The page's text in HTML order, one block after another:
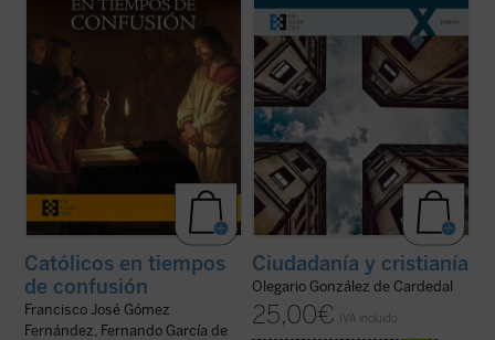
nuestros valores, los propios de la
civilización occidental, recuperen su ...
Católicos en tiempos
de confusión
Francisco José Gómez
Fernández, Fernando García de
configuración personal de un hombre por
las realidades ...(ver ficha)
Ciudadanía y cristianía
Olegario González de Cardedal
25,00€ IVA incluido